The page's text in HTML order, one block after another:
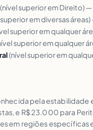
(nível superior em Direito)
em diversas
superior em qualquer
superior em qualquer
(nível superior em
pela
e R$ 23.000 para
em regiões específicas